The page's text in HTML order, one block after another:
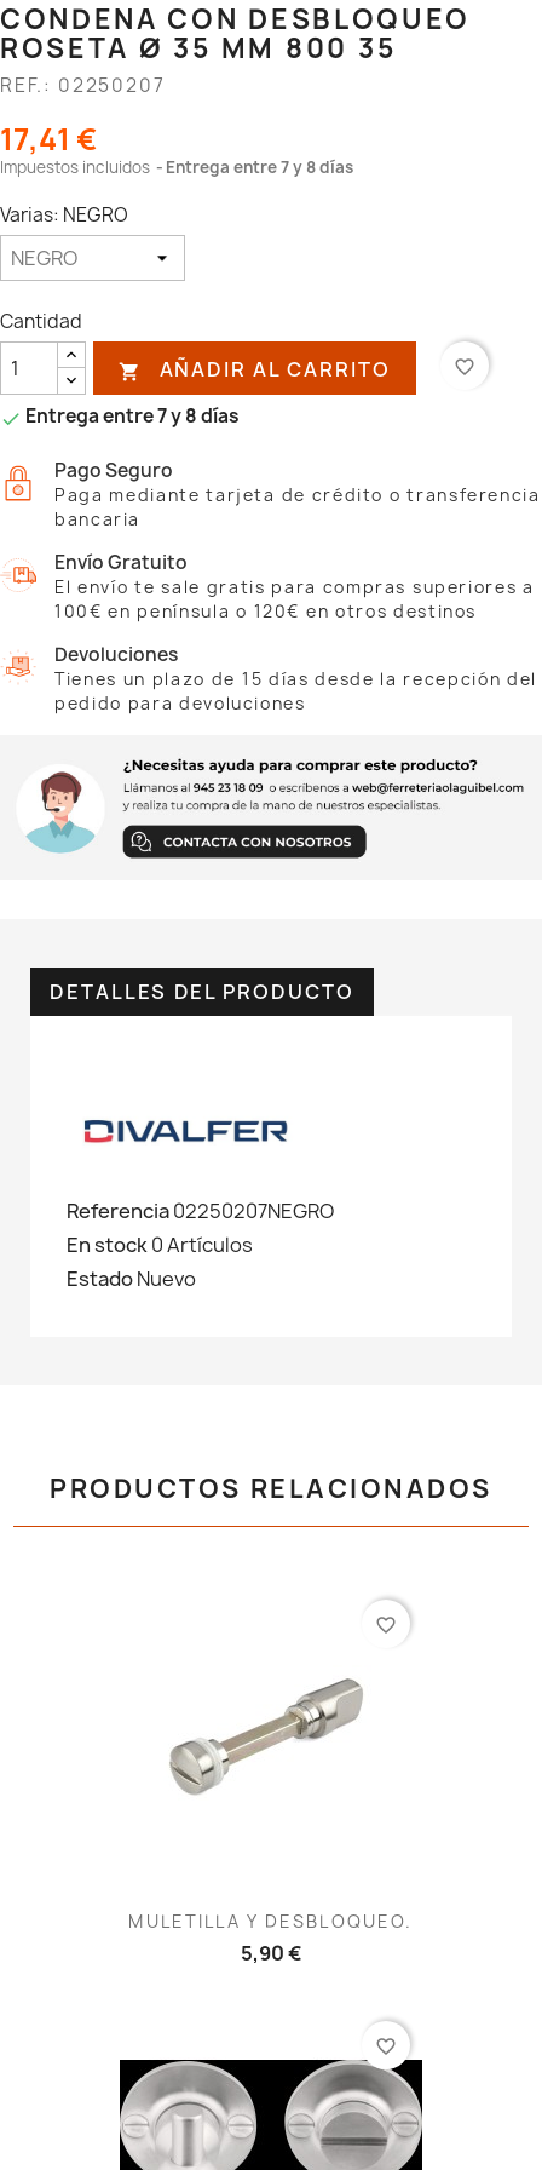
CONDENA CON DESBLOQUEO
ROSETA Ø 35 MM 800 35
REF.: 02250207
17,41 €
Impuestos incluidos Entrega entre 7 y 8 días
Varias: NEGRO
Cantidad
 AÑADIR AL CARRITO favorite_border
 Entrega entre 7 y 8 días
Pago Seguro
Paga mediante tarjeta de crédito o transferencia
bancaria
Envío Gratuito
El envío te sale gratis para compras superiores a
100€ en península o 120€ en otros destinos
Devoluciones
Tienes un plazo de 15 días desde la recepción del
pedido para devoluciones
DETALLES DEL PRODUCTO
Referencia02250207NEGRO
En stock0 Artículos
EstadoNuevo
PRODUCTOS RELACIONADOS
MULETILLA Y DESBLOQUEO.
5,90 €
favorite_border
favorite_border